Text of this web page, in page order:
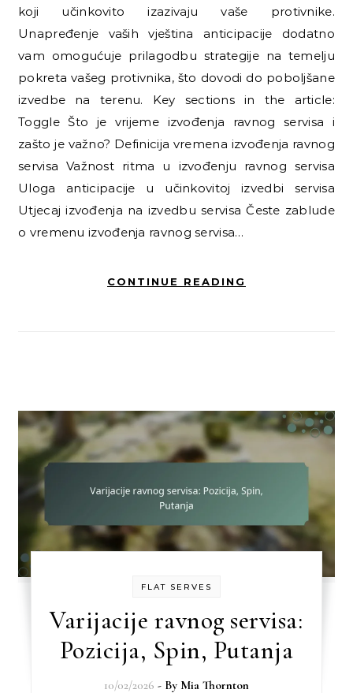
koji učinkovito izazivaju vaše protivnike.
Unapređenje vaših vještina anticipacije dodatno
vam omogućuje prilagodbu strategije na temelju
pokreta vašeg protivnika, što dovodi do poboljšane
izvedbe na terenu. Key sections in the article:
Toggle Što je vrijeme izvođenja ravnog servisa i
zašto je važno? Definicija vremena izvođenja ravnog
servisa Važnost ritma u izvođenju ravnog servisa
Uloga anticipacije u učinkovitoj izvedbi servisa
Utjecaj izvođenja na izvedbu servisa Česte zablude
o vremenu izvođenja ravnog servisa…
CONTINUE READING
FLAT SERVES
Varijacije ravnog servisa:
Pozicija, Spin, Putanja
10/02/2026 - By Mia Thornton